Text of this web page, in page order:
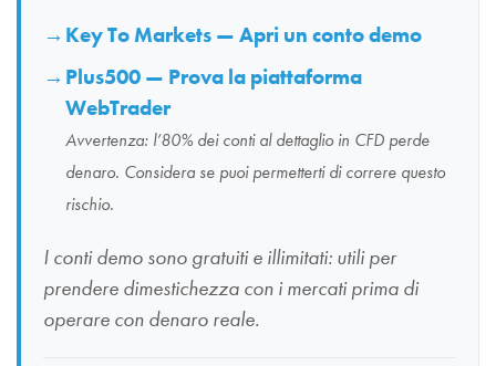
Key To Markets — Apri un conto demo
Plus500 — Prova la piattaforma
WebTrader
Avvertenza: l’80% dei conti al dettaglio in CFD perde
denaro. Considera se puoi permetterti di correre questo
rischio.
I conti demo sono gratuiti e illimitati: utili per
prendere dimestichezza con i mercati prima di
operare con denaro reale.